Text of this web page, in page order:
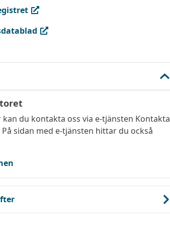
du kontakta oss via e-tjänsten Kontakta
sidan med e-tjänsten hittar du också